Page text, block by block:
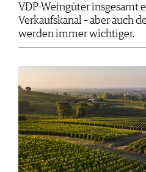
VDP-Weingüter insgesamt
Verkaufskanal – aber auch
werden immer wichtiger.